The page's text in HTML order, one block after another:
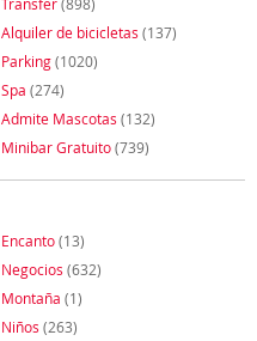
Alquiler de bicicletas (137)
Parking(1020)
Spa (274)
Admite Mascotas (132)
Minibar Gratuito(739)
Encanto(13)
Negocios (632)
Montaña (1)
Niños (263)